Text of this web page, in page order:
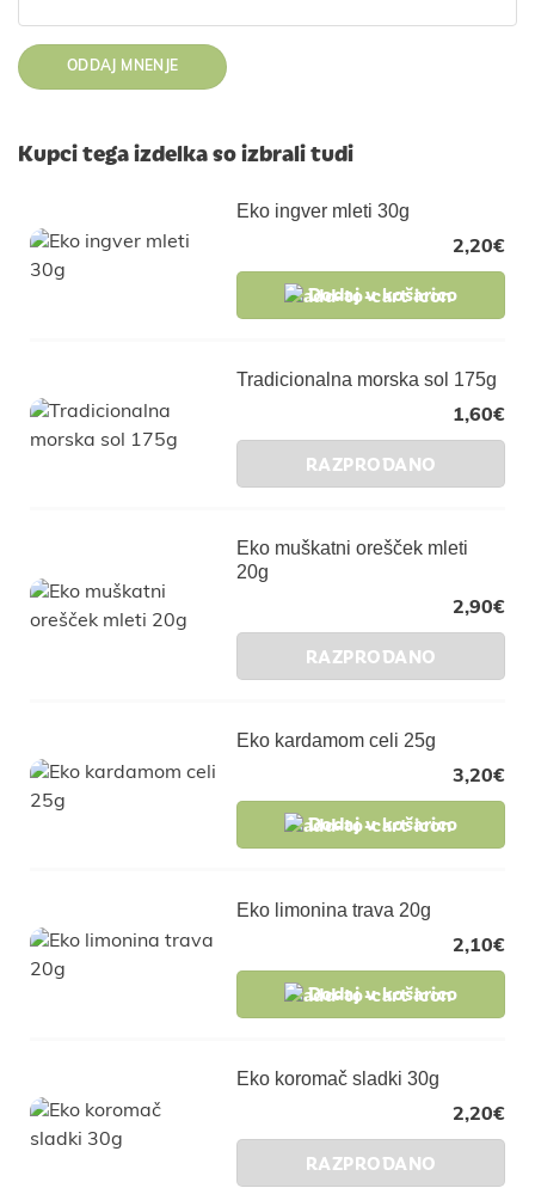
Kupci tega izdelka so izbrali tudi
Eko ingver mleti 30g
2,20€
Dodaj v košarico
Tradicionalna morska sol 175g
1,60€
RAZPRODANO
Eko muškatni orešček mleti
20g
2,90€
RAZPRODANO
Eko kardamom celi 25g
3,20€
Dodaj v košarico
Eko limonina trava 20g
2,10€
Dodaj v košarico
Eko koromač sladki 30g
2,20€
RAZPRODANO